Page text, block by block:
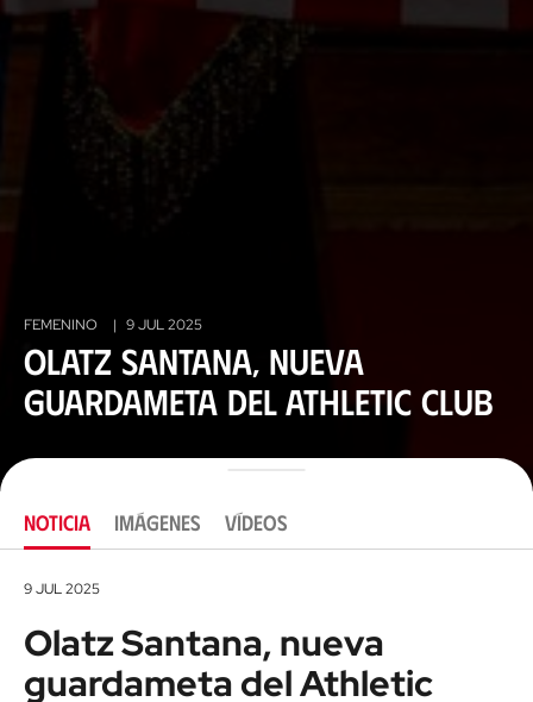
FEMENINO | 9 JUL 2025
Olatz Santana, nueva
guardameta del Athletic Club
NOTICIA IMÁGENES VÍDEOS
9 JUL 2025
Olatz Santana, nueva
guardameta del Athletic